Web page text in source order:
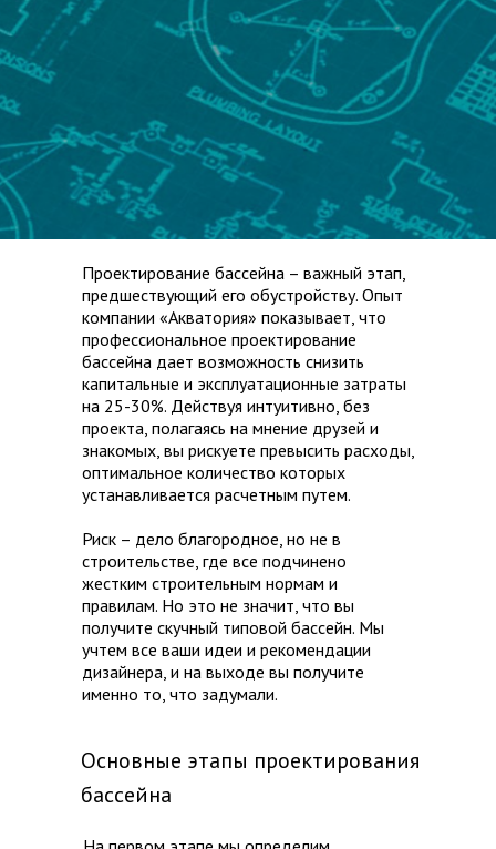
Проектирование бассейна – важный этап,
предшествующий его обустройству. Опыт
компании «Акватория» показывает, что
профессиональное проектирование
бассейна дает возможность снизить
капитальные и эксплуатационные затраты
на 25-30%. Действуя интуитивно, без
проекта, полагаясь на мнение друзей и
знакомых, вы рискуете превысить расходы,
оптимальное количество которых
устанавливается расчетным путем.
Риск – дело благородное, но не в
строительстве, где все подчинено
жестким строительным нормам и
правилам. Но это не значит, что вы
получите скучный типовой бассейн. Мы
учтем все ваши идеи и рекомендации
дизайнера, и на выходе вы получите
именно то, что задумали.
Основные этапы проектирования
бассейна